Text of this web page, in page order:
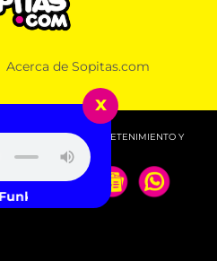
Acerca de Sopitas.com
DEPORTES, ENTRETENIMIENTO Y
x